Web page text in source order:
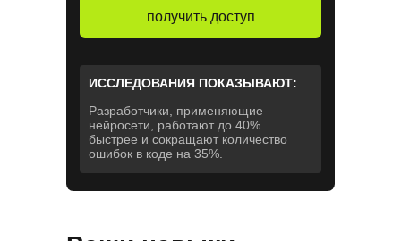
получить доступ
ИССЛЕДОВАНИЯ ПОКАЗЫВАЮТ:
Разработчики, применяющие
нейросети, работают до 40%
быстрее и сокращают количество
ошибок в коде на 35%.